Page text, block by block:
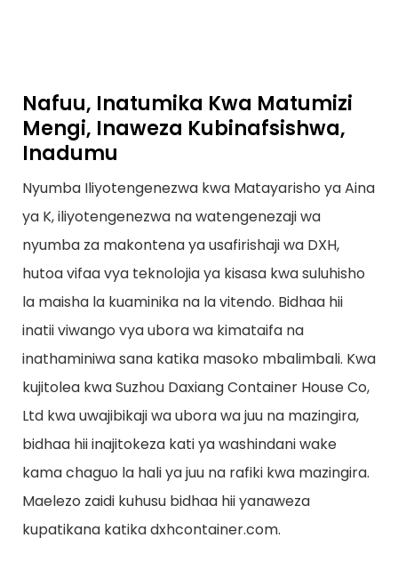
Nafuu, Inatumika Kwa Matumizi
Mengi, Inaweza Kubinafsishwa,
Inadumu
Nyumba Iliyotengenezwa kwa Matayarisho ya Aina
ya K, iliyotengenezwa na watengenezaji wa
nyumba za makontena ya usafirishaji wa DXH,
hutoa vifaa vya teknolojia ya kisasa kwa suluhisho
la maisha la kuaminika na la vitendo. Bidhaa hii
inatii viwango vya ubora wa kimataifa na
inathaminiwa sana katika masoko mbalimbali. Kwa
kujitolea kwa Suzhou Daxiang Container House Co,
Ltd kwa uwajibikaji wa ubora wa juu na mazingira,
bidhaa hii inajitokeza kati ya washindani wake
kama chaguo la hali ya juu na rafiki kwa mazingira.
Maelezo zaidi kuhusu bidhaa hii yanaweza
kupatikana katika dxhcontainer.com.